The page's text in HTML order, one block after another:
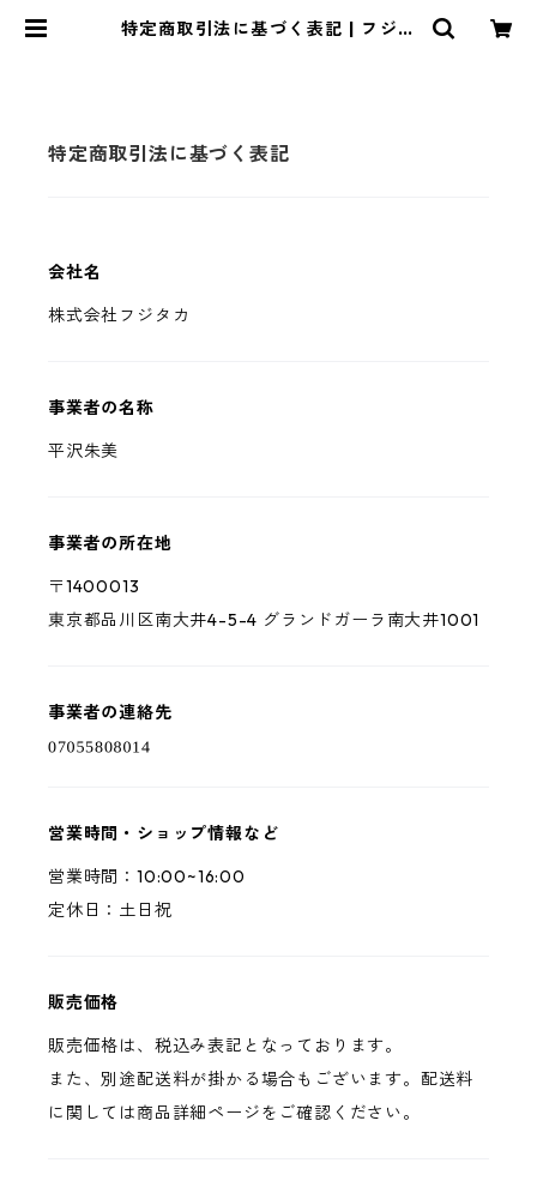
特定商取引法に基づく表記 | フジタ
特定商取引法に基づく表記
会社名
株式会社フジタカ
事業者の名称
平沢朱美
事業者の所在地
〒1400013
東京都品川区南大井4-5-4 グランドガーラ南大井1001
事業者の連絡先
営業時間・ショップ情報など
営業時間：10:00~16:00
定休日：土日祝
販売価格
販売価格は、税込み表記となっております。
また、別途配送料が掛かる場合もございます。配送料
に関しては商品詳細ページをご確認ください。